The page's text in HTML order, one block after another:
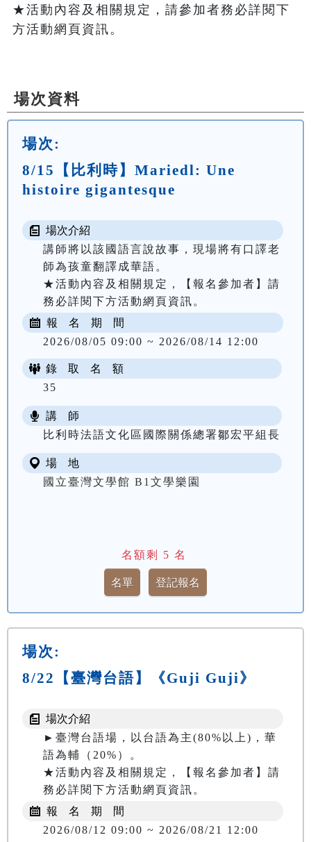
★活動內容及相關規定，請參加者務必詳閱下
方活動網頁資訊。
場次資料
場次:
8/15【比利時】Mariedl: Une
histoire gigantesque
場次介紹
講師將以該國語言說故事，現場將有口譯老
師為孩童翻譯成華語。
★活動內容及相關規定，【報名參加者】請
務必詳閱下方活動網頁資訊。
報 名 期 間
2026/08/05 09:00 ~ 2026/08/14 12:00
錄 取 名 額
35
講 師
比利時法語文化區國際關係總署鄒宏平組長
場 地
國立臺灣文學館 B1文學樂園
名額剩 5 名
場次:
8/22【臺灣台語】《Guji Guji》
場次介紹
►臺灣台語場，以台語為主(80%以上)，華
語為輔（20%）。
★活動內容及相關規定，【報名參加者】請
務必詳閱下方活動網頁資訊。
報 名 期 間
2026/08/12 09:00 ~ 2026/08/21 12:00